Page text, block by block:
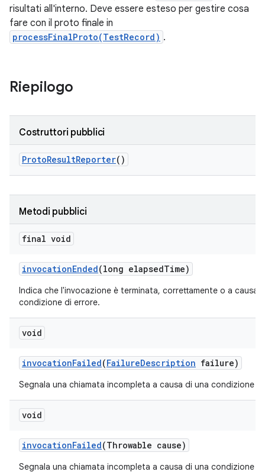
risultati all'interno. Deve essere esteso per gestire cosa
fare con il proto finale in
processFinalProto(TestRecord) .
Riepilogo
Costruttori pubblici
ProtoResultReporter()
Metodi pubblici
final void
invocationEnded(long elapsedTime)
Indica che l'invocazione è terminata, correttamente o a causa
condizione di errore.
void
invocationFailed(FailureDescription failure)
Segnala una chiamata incompleta a causa di una condizione
void
invocationFailed(Throwable cause)
Segnala una chiamata incompleta a causa di una condizione